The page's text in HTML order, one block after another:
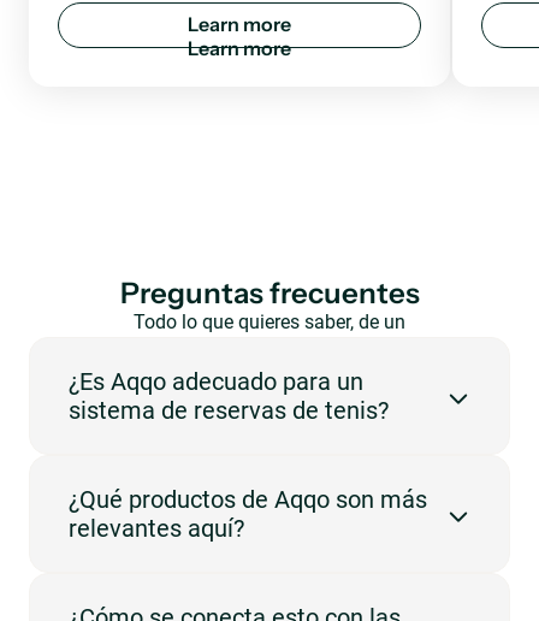
Learn more
Preguntas frecuentes
Todo lo que quieres saber, de un
¿Es Aqqo adecuado para un
sistema de reservas de tenis?
gestionar reservas, disponibilidad, usuarios y
administración en una plataforma central.
¿Qué productos de Aqqo son más
relevantes aquí?
Engine, Booking Management, Customer